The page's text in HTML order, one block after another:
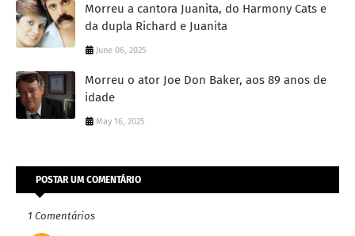
Morreu a cantora Juanita, do Harmony Cats e
da dupla Richard e Juanita
June 06, 2025
Morreu o ator Joe Don Baker, aos 89 anos de
idade
May 16, 2025
POSTAR UM COMENTÁRIO
1 Comentários